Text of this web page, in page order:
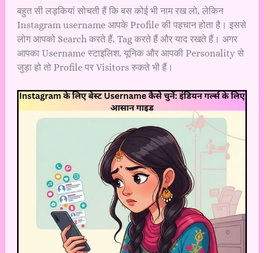
बहुत सी लड़कियां सोचती हैं कि बस कोई भी नाम रख लो, लेकिन
Instagram username आपके Profile की पहचान होता है। इससे
लोग आपको Search करते हैं, Tag करते हैं और याद रखते हैं। अगर
आपका Username स्टाइलिश, यूनिक और आपकी Personality से
जुड़ा हो तो Profile पर Visitors रुकते भी हैं।